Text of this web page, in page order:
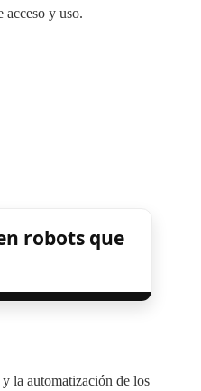
acceso y uso.
robots que
y la automatización de los